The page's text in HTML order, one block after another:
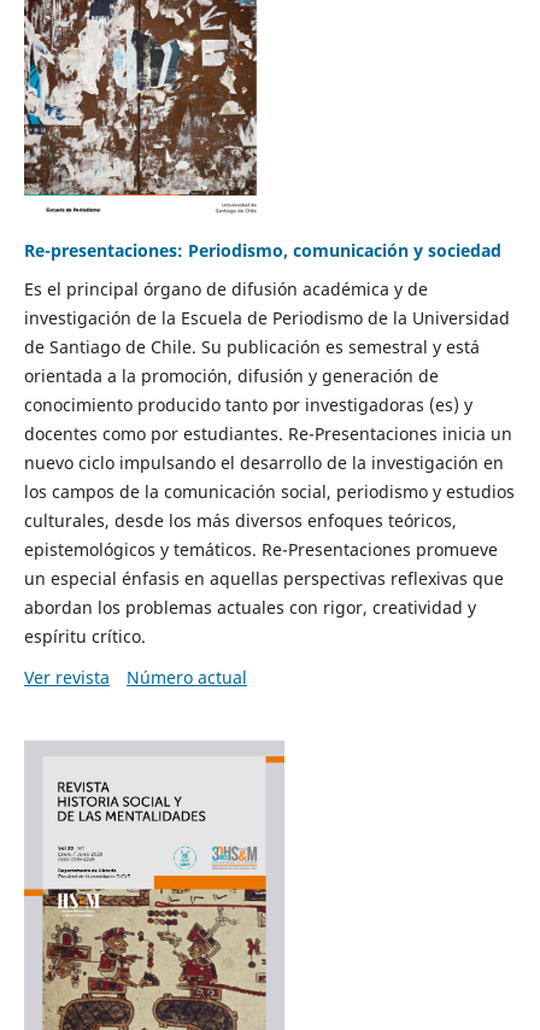
Re-presentaciones: Periodismo, comunicación y sociedad
Es el principal órgano de difusión académica y de
investigación de la Escuela de Periodismo de la Universidad
de Santiago de Chile. Su publicación es semestral y está
orientada a la promoción, difusión y generación de
conocimiento producido tanto por investigadoras (es) y
docentes como por estudiantes. Re-Presentaciones inicia un
nuevo ciclo impulsando el desarrollo de la investigación en
los campos de la comunicación social, periodismo y estudios
culturales, desde los más diversos enfoques teóricos,
epistemológicos y temáticos. Re-Presentaciones promueve
un especial énfasis en aquellas perspectivas reflexivas que
abordan los problemas actuales con rigor, creatividad y
espíritu crítico.
Ver revista
Número actual